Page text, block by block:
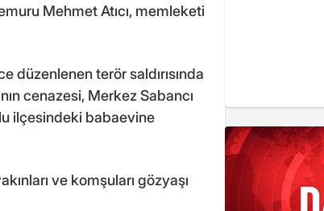
Mehmet Atıcı, memleketi
düzenlenen terör saldırısında
cenazesi, Merkez Sabancı
ilçesindeki babaevine
ve komşuları gözyaşı